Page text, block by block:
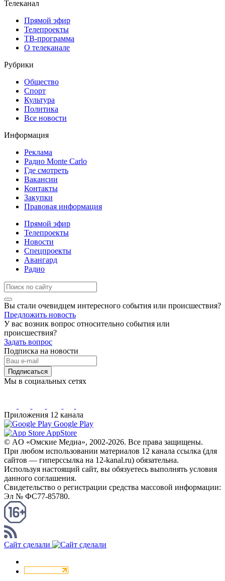
Телеканал
Прямой эфир
Телепроекты
ТВ-программа
О телеканале
Рубрики
Общество
Спорт
Культура
Политика
Все новости
Информация
Реклама
Радио Monte Carlo
Где смотреть
Вакансии
Контакты
Закупки
Правовая информация
Прямой эфир
Телепроекты
Новости
Спецпроекты
Авангард
Радио
Вы стали очевидцем интересного события или происшествия?
Предложить новость
У вас возник вопрос относительно события или
происшествия?
Задать вопрос
Подписка на новости
Подписаться
Мы в социальных сетях
Приложения 12 канала
Google Play
AppStore
© AO «Омские Медиа», 2002-2026. Все права защищены.
При любом использовании материалов 12 канала ссылка (для
сайтов — гиперссылка на 12-kanal.ru) обязательна.
Используя настоящий сайт, вы обязуетесь выполнять условия
данного соглашения.
Свидетельство о регистрации средства массовой информации:
Эл № ФС77-85780.
Сайт сделали